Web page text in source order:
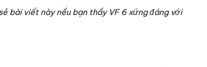
bài viết này nếu bạn thấy VF 6 xứng đáng với